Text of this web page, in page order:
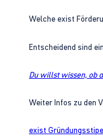
Welche exist
Entscheidend sind
Du willst wissen, ob
Weiter Infos zu den
exist